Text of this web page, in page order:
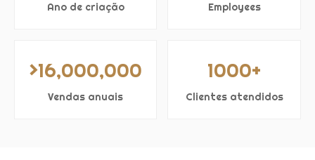
Ano de criação Employees
>16,000,000
Vendas anuais
1000+
Clientes atendidos